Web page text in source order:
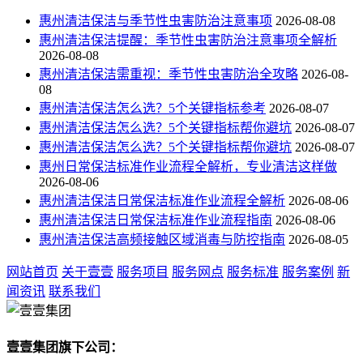
惠州清洁保洁与季节性虫害防治注意事项 2026-08-08
惠州清洁保洁提醒：季节性虫害防治注意事项全解析
2026-08-08
惠州清洁保洁需重视：季节性虫害防治全攻略 2026-08-
08
惠州清洁保洁怎么选？5个关键指标参考 2026-08-07
惠州清洁保洁怎么选？5个关键指标帮你避坑 2026-08-07
惠州清洁保洁怎么选？5个关键指标帮你避坑 2026-08-07
惠州日常保洁标准作业流程全解析，专业清洁这样做
2026-08-06
惠州清洁保洁日常保洁标准作业流程全解析 2026-08-06
惠州清洁保洁日常保洁标准作业流程指南 2026-08-06
惠州清洁保洁高频接触区域消毒与防控指南 2026-08-05
网站首页 关于壹壹 服务项目 服务网点 服务标准 服务案例 新
闻资讯 联系我们
壹壹集团旗下公司：